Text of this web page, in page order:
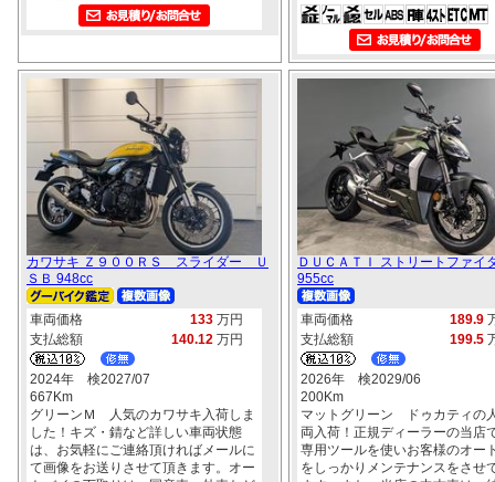
カワサキ Ｚ９００ＲＳ スライダー Ｕ
ＳＢ 948cc
車両価格 133 万円
支払総額
140.12 万円
2024年 検2027/07
667Km
グリーンＭ 人気のカワサキ入荷しま
した！キズ・錆など詳しい車両状態
は、お気軽にご連絡頂ければメールに
て画像をお送りさせて頂きます。オー
ＤＵＣＡＴＩ ストリートファイ
955cc
車両価格 189.9
支払総額
199.5
2026年 検2029/06
200Km
マットグリーン ドゥカティの
両入荷！正規ディーラーの当店
専用ツールを使いお客様のオー
をしっかりメンテナンスをさせ